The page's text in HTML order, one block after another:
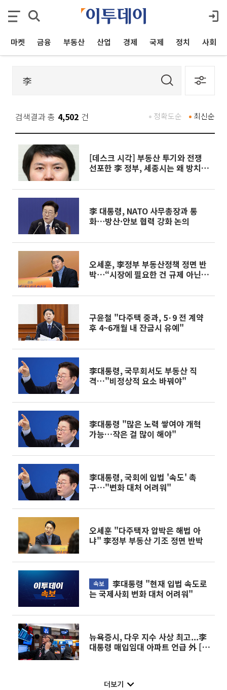
마켓 금융 부동산 산업 경제 국제 정치 사회
검색결과 총 4,502 건 최신순
정확도순
[데스크 시각] 부동산 투기와 전쟁
선포한 李 정부, 세종시는 왜 방치하
李 대통령, NATO 사무총장과 통
화⋯방산·안보 협력 강화 논의
오세훈, 李정부 부동산정책 정면 반
박⋯“시장에 필요한 건 규제 아닌
구윤철 "다주택 중과, 5·9 전 계약
후 4~6개월 내 잔금시 유예"
李대통령, 국무회서도 부동산 직
격…"비정상적 요소 바꿔야"
李대통령 "많은 노력 쌓여야 개혁
가능…작은 걸 많이 해야"
李대통령, 국회에 입법 '속도' 촉
구⋯"변화 대처 어려워"
오세훈 "다주택자 압박은 해법 아
냐" 李정부 부동산 기조 정면 반박
속보
는 국제사회 변화 대처 어려워"
뉴욕증시, 다우 지수 사상 최고...李
대통령 매입임대 아파트 언급 外 [오
더보기